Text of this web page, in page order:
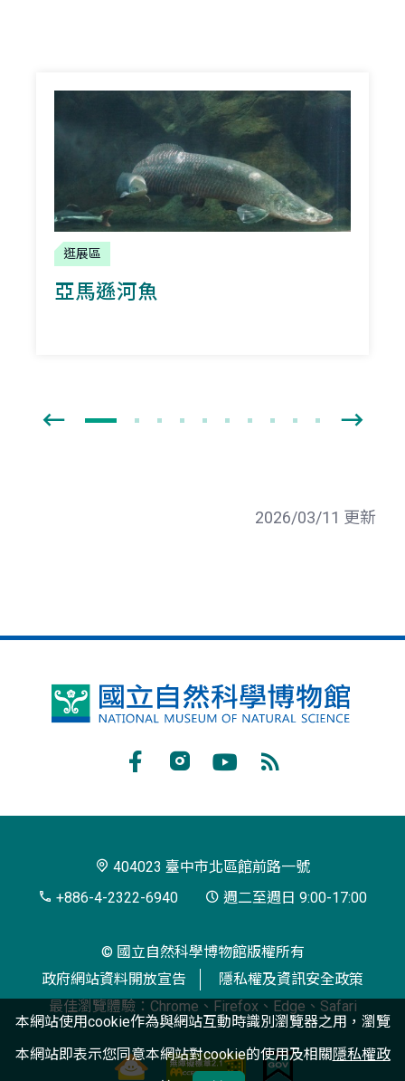
逛展區
亞馬遜河魚
2026/03/11 更新
國
博
閱
404023 臺中市北區館前路一號
+886-4-2322-6940
週二至週日 9:00-17:00
© 國立自然科學博物館版權所有
政府網站資料開放宣告
隱私權及資訊安全政策
最佳瀏覽體驗：Chrome、Firefox、Edge、Safari
本網站使用cookie作為與網站互動時識別瀏覽器之用，瀏覽
本網站即表示您同意本網站對cookie的使用及相關隱私權政